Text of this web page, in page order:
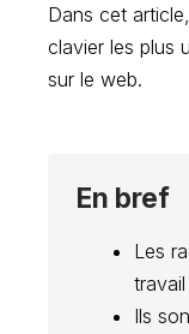
Dans cet
clavier les plus
sur le web.
En bref
Les
Ils